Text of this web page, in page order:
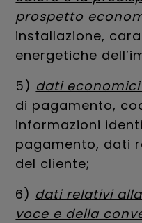
prospetto
installazione,
energetiche
5) dati
di pagamento,
informazioni
pagamento, dati
del cliente;
6) dati relativi
voce e della